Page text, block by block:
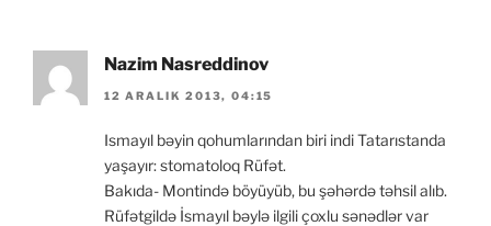
Nazim Nasreddinov
12 ARALIK 2013, 04:15
Ismayıl bəyin qohumlarından biri indi Tatarıstanda
yaşayır: stomatoloq Rüfət.
Bakıda- Montində böyüyüb, bu şəhərdə təhsil alıb.
Rüfətgildə İsmayıl bəylə ilgili çoxlu sənədlər var